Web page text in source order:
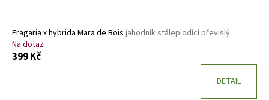
Fragaria x hybrida Mara de Bois jahodník stáleplodící převislý
Na dotaz
399 Kč
DETAIL